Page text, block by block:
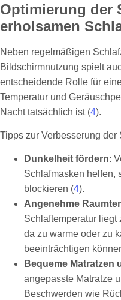
Optimierung der
erholsamen
Neben regelmäßigen
Bildschirmnutzung spielt
entscheidende Rolle für
Temperatur und
Nacht tatsächlich ist (4).
Tipps zur Verbesserung der
Dunkelheit fördern:
Schlafmasken helfen,
blockieren (4).
Angenehme
Schlaftemperatur liegt
da zu warme oder zu
beeinträchtigen
Bequeme Matratzen
angepasste Matratze
Beschwerden wie